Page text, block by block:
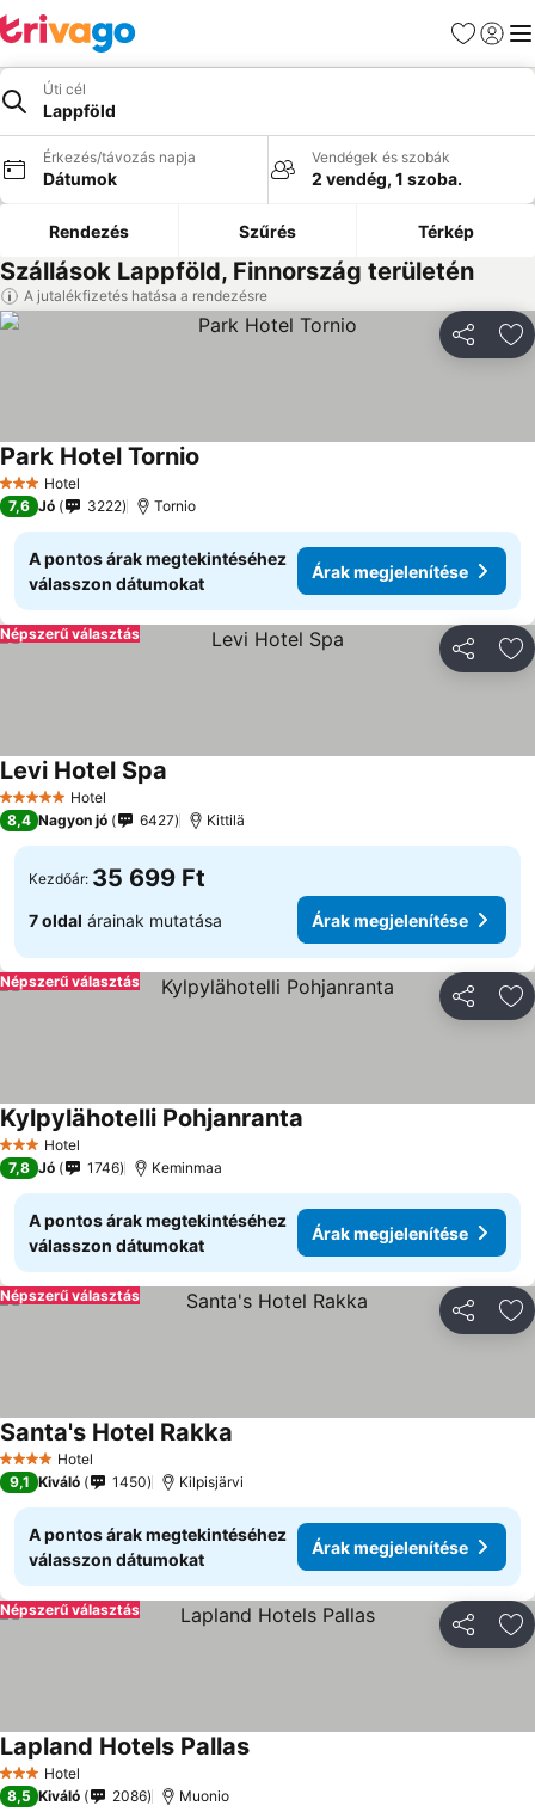
Kedvencek
Úti cél
Lappföld
Érkezés/távozás napja
Dátumok
Vendégek és szobák
2 vendég, 1 szoba.
Rendezés Szűrés Térkép
Szállások Lappföld, Finnország területén
A jutalékfizetés hatása a rendezésre
3 Kategória
Hotel
Park Hotel Tornio
7,6 Jó 3222 Tornio
A pontos árak megtekintéséhez
válasszon dátumokat
Árak megjelenítése
Népszerű választás
5 KategóriaHotel
Levi Hotel Spa
8,4 Nagyon jó 6427 Kittilä
Kezdőár: 35 699 Ft
7 oldal árainak mutatása Árak megjelenítése
Népszerű választás
3 Kategória
Hotel
Kylpylähotelli Pohjanranta
7,8 Jó 1746 Keminmaa
A pontos árak megtekintéséhez
válasszon dátumokat
Árak megjelenítése
Népszerű választás
4 KategóriaHotel
Santa's Hotel Rakka
9,1 Kiváló 1450 Kilpisjärvi
A pontos árak megtekintéséhez
válasszon dátumokat
Árak megjelenítése
Népszerű választás
3 Kategória
Hotel
Lapland Hotels PallasÁrak megjelenítése
8,5 Kiváló 2086 Muonio